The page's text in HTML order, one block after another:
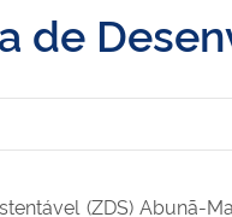
de
(ZDS) Abunã-